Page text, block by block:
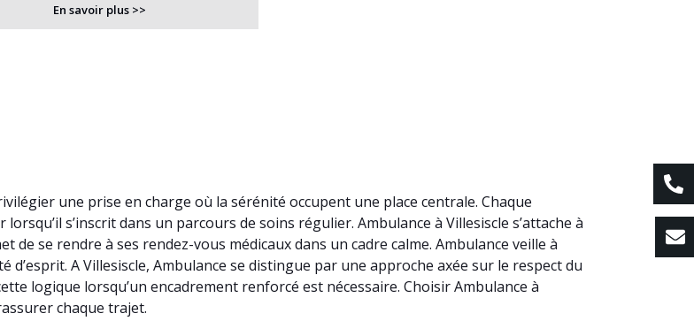
En savoir plus >>
une prise en charge où la sérénité occupent une place centrale. Chaque
s’inscrit dans un parcours de soins régulier. Ambulance à Villesiscle s’attache à
se rendre à ses rendez-vous médicaux dans un cadre calme. Ambulance veille à
A Villesiscle, Ambulance se distingue par une approche axée sur le respect du
logique lorsqu’un encadrement renforcé est nécessaire. Choisir Ambulance à
chaque trajet.